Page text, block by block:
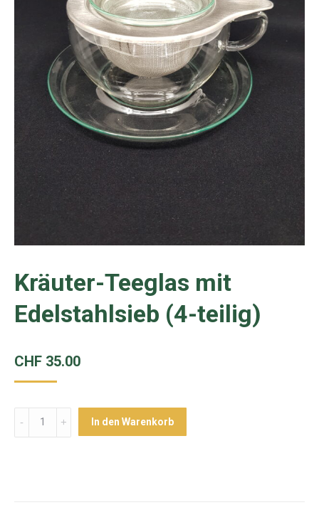
Kräuter-Teeglas mit
Edelstahlsieb (4-teilig)
CHF 35.00
Menge In den Warenkorb